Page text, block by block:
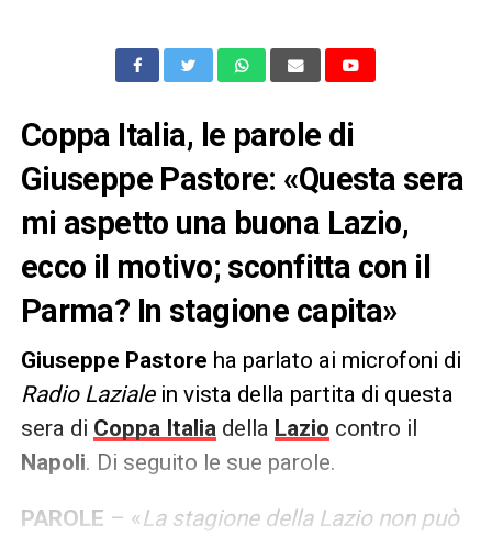
Coppa Italia, le parole di
Giuseppe Pastore: «Questa sera
mi aspetto una buona Lazio,
ecco il motivo; sconfitta con il
Parma? In stagione capita»
Giuseppe Pastore ha parlato ai microfoni di
Radio Lazialein vista della partita di questa
sera di Coppa Italiadella Lazio contro il
Napoli. Di seguito le sue parole.
PAROLE – «La stagione della Lazio non può